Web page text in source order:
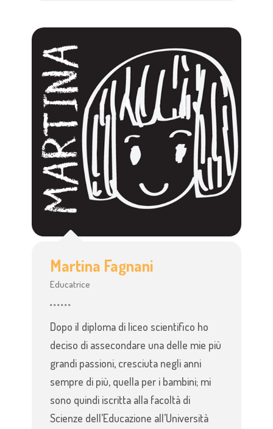
Martina Fagnani
Educatrice
Dopo il diploma di liceo scientifico ho
deciso di assecondare una delle mie più
grandi passioni, cresciuta negli anni
sempre di più, quella per i bambini; mi
sono quindi iscritta alla facoltà di
Scienze dell’Educazione all’Università